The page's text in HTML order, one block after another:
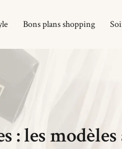
Bons plans shopping
: les